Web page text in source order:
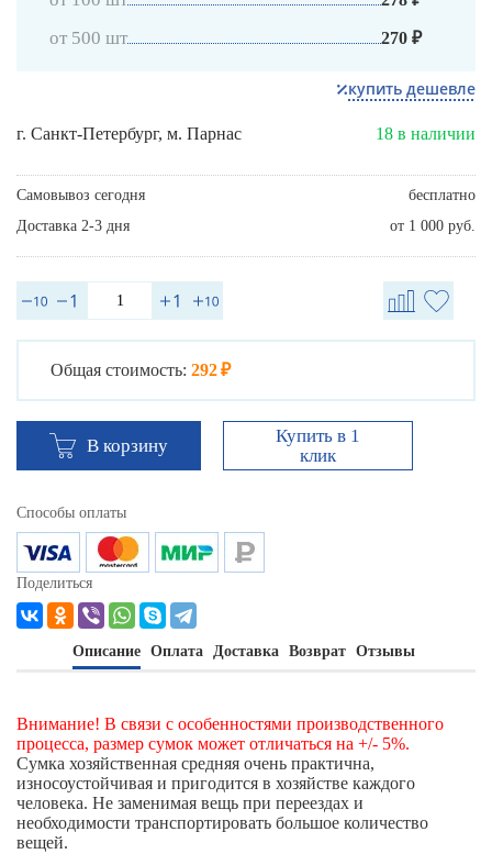
от 500 шт 270 ₽
купить дешевле
г. Санкт-Петербург, м. Парнас 18 в наличии
Самовывоз сегодня
бесплатно
Доставка 2-3 дня
от 1 000 руб.
Общая стоимость: 292 ₽
В корзину
Купить в 1
клик
Способы оплаты
Поделиться
Описание Оплата Доставка Возврат Отзывы
Внимание! В связи с особенностями производственного
процесса, размер сумок может отличаться на +/- 5%.
Сумка хозяйственная средняя очень практична,
износоустойчивая и пригодится в хозяйстве каждого
человека. Не заменимая вещь при переездах и
необходимости транспортировать большое количество
вещей.